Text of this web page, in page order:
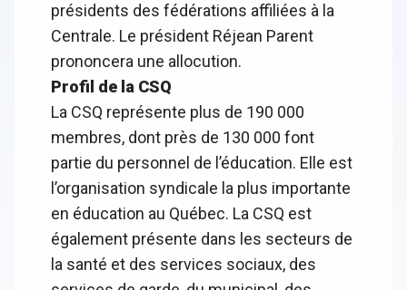
présidents des fédérations affiliées à la
Centrale. Le président Réjean Parent
prononcera une allocution.
Profil de la CSQ
La CSQ représente plus de 190 000
membres, dont près de 130 000 font
partie du personnel de l’éducation. Elle est
l’organisation syndicale la plus importante
en éducation au Québec. La CSQ est
également présente dans les secteurs de
la santé et des services sociaux, des